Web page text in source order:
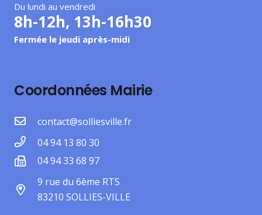
Du lundi au vendredi
8h-12h, 13h-16h30
Fermée le jeudi après-midi
Coordonnées Mairie
contact@solliesville.fr
04 94 13 80 30
04 94 33 68 97
9 rue du 6ème RTS
83210 SOLLIES-VILLE